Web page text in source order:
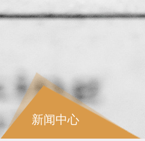
新闻中心